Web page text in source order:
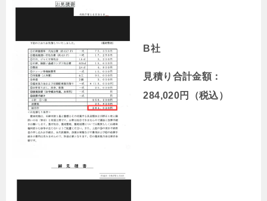
B社
見積り合計金額：
284,020円（税込）